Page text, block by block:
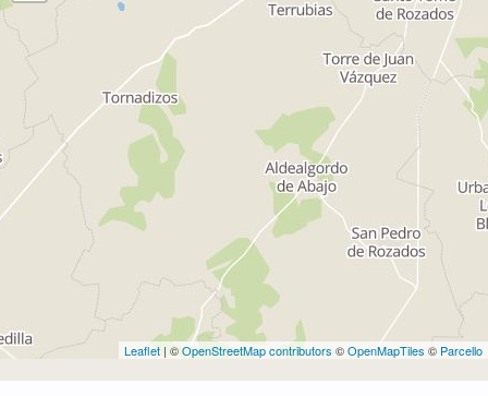
Leaflet | ©OpenStreetMap contributors ©OpenMapTiles © Parcello